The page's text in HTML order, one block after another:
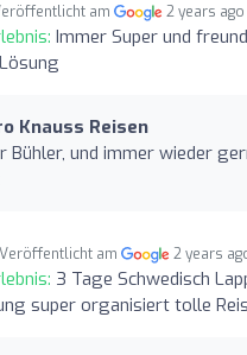
am 2 years ago
Immer Super und
Knauss Reisen
Bühler, und immer wieder
Veröffentlicht am 2 years
3 Tage Schwedisch
super organisiert tolle